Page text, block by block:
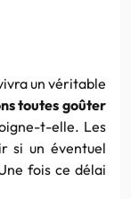
un véritable
toutes goûter
t-elle. Les
si un éventuel
fois ce délai